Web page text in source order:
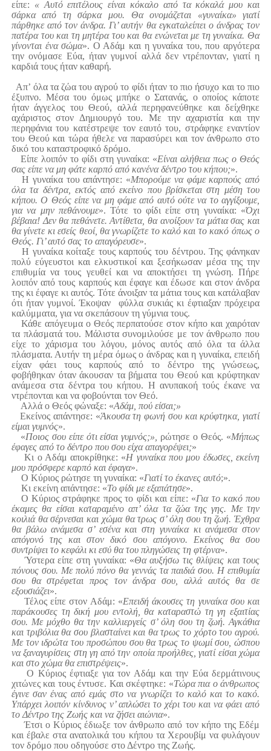
είπε: « Αυτό επιτέλους είναι κόκαλο από τα κόκαλά μου και
σάρκα από τη σάρκα μου. Θα ονομάζεται «γυναίκα» γιατί
πάρθηκε από τον άνδρα. Γι’ αυτήν θα εγκαταλείπει ο άνδρας τον
πατέρα του και τη μητέρα του και θα ενώνεται με τη γυναίκα. Θα
γίνονται ένα σώμα». Ο Αδάμ και η γυναίκα του, που αργότερα
την ονόμασε Εύα, ήταν γυμνοί αλλά δεν ντρέπονταν, γιατί η
καρδιά τους ήταν καθαρή.
Απ’ όλα τα ζώα του αγρού το φίδι ήταν το πιο ήσυχο και το πιο
έξυπνο. Μέσα του όμως μπήκε ο Σατανάς, ο οποίος κάποτε
ήταν άγγελος του Θεού, αλλά περηφανεύθηκε και δείχθηκε
αχάριστος στον Δημιουργό του. Με την αχαριστία και την
περηφάνια του κατέστρεψε τον εαυτό του, στράφηκε εναντίον
του Θεού και τώρα ήθελε να παρασύρει και τον άνθρωπο στο
δικό του καταστροφικό δρόμο.
Είπε λοιπόν το φίδι στη γυναίκα: «Είναι αλήθεια πως ο Θεός
σας είπε να μη φάτε καρπό από κανένα δέντρο του κήπου;».
Η γυναίκα του απάντησε: «Μπορούμε να φάμε καρπούς από
όλα τα δέντρα, εκτός από εκείνο που βρίσκεται στη μέση του
κήπου. Ο Θεός είπε να μη φάμε από αυτό ούτε να το αγγίξουμε,
για να μην πεθάνουμε». Τότε το φίδι είπε στη γυναίκα: «Όχι
βέβαια! Δεν θα πεθάνετε. Αντίθετα, θα ανοίξουν τα μάτια σας και
θα γίνετε κι εσείς θεοί, θα γνωρίζετε το καλό και το κακό όπως ο
Θεός. Γι’ αυτό σας το απαγόρευσε».
Η γυναίκα κοίταξε τους καρπούς του δέντρου. Της φάνηκαν
πολύ εύγευστοι και ελκυστικοί και ξεσήκωσαν μέσα της την
επιθυμία να τους γευθεί και να αποκτήσει τη γνώση. Πήρε
λοιπόν από τους καρπούς και έφαγε και έδωσε και στον άνδρα
της κι έφαγε κι αυτός. Τότε άνοιξαν τα μάτια τους και κατάλαβαν
ότι ήταν γυμνοί. Έκοψαν φύλλα συκιάς κι έφτιαξαν πρόχειρα
καλύμματα, για να σκεπάσουν τη γύμνια τους.
Κάθε απόγευμα ο Θεός περπατούσε στον κήπο και χαιρόταν
τα πλάσματά του. Μάλιστα συνομιλούσε με τον άνθρωπο που
είχε το χάρισμα του λόγου, μόνος αυτός από όλα τα άλλα
πλάσματα. Αυτήν τη μέρα όμως ο άνδρας και η γυναίκα, επειδή
είχαν φάει τους καρπούς από το δέντρο της γνώσεως,
φοβήθηκαν όταν άκουσαν τα βήματα του Θεού και κρύφτηκαν
ανάμεσα στα δέντρα του κήπου. Η ανυπακοή τούς έκανε να
ντρέπονται και να φοβούνται τον Θεό.
Αλλά ο Θεός φώναξε: «Αδάμ, πού είσαι;»
Εκείνος απάντησε: «Άκουσα τη φωνή σου και κρύφτηκα, γιατί
είμαι γυμνός».
«Ποιος σου είπε ότι είσαι γυμνός;», ρώτησε ο Θεός. «Μήπως
έφαγες από το δέντρο που σου είχα απαγορέψει;»
Κι ο Αδάμ αποκρίθηκε: «Η γυναίκα που μου έδωσες, εκείνη
μου πρόσφερε καρπό και έφαγα».
Ο Κύριος ρώτησε τη γυναίκα: «Γιατί το έκανες αυτό;».
Κι εκείνη απάντησε: «Το φίδι με εξαπάτησε».
Ο Κύριος στράφηκε προς το φίδι και είπε: «Για το κακό που
έκαμες θα είσαι καταραμένο απ’ όλα τα ζώα της γης. Με την
κοιλιά θα σέρνεσαι και χώμα θα τρως σ’ όλη σου τη ζωή. Έχθρα
θα βάλω ανάμεσα σ’ εσένα και στη γυναίκα κι ανάμεσα στον
απόγονό της και στον δικό σου απόγονο. Εκείνος θα σου
συντρίψει το κεφάλι κι εσύ θα του πληγώσεις τη φτέρνα».
Ύστερα είπε στη γυναίκα: «Θα αυξήσω τις θλίψεις και τους
πόνους σου. Με πολύ πόνο θα γεννάς τα παιδιά σου. Η επιθυμία
σου θα στρέφεται προς τον άνδρα σου, αλλά αυτός θα σε
εξουσιάζει».
Τέλος είπε στον Αδάμ: «Επειδή άκουσες τη γυναίκα σου και
παράκουσες τη δική μου εντολή, θα καταραστώ τη γη εξαιτίας
σου. Με μόχθο θα την καλλιεργείς σ’ όλη σου τη ζωή. Αγκάθια
και τριβόλια θα σου βλασταίνει και θα τρως το χόρτο του αγρού.
Με τον ιδρώτα του προσώπου σου θα τρως το ψωμί σου, ώσπου
να ξαναγυρίσεις στη γη από την οποία προήλθες, γιατί είσαι χώμα
και στο χώμα θα επιστρέψεις».
Ο Κύριος έφτιαξε για τον Αδάμ και την Εύα δερμάτινους
χιτώνες και τους έντυσε. Και σκέφτηκε: «Τώρα πια ο άνθρωπος
έγινε σαν ένας από εμάς στο να γνωρίζει το καλό και το κακό.
Υπάρχει λοιπόν κίνδυνος ν’ απλώσει το χέρι του και να φάει από
το Δέντρο της Ζωής και να ζήσει αιώνια».
Έτσι ο Κύριος έδιωξε τον άνθρωπο από τον κήπο της Εδέμ
και έβαλε στα ανατολικά του κήπου τα Χερουβίμ να φυλάγουν
τον δρόμο που οδηγούσε στο Δέντρο της Ζωής.